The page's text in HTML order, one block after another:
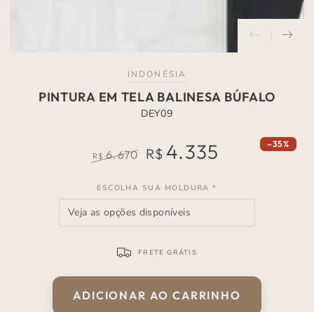
INDONÉSIA
PINTURA EM TELA BALINESA BÚFALO
DEY09
normal
R$ 6.670
de
venda
R$ 4.335 –35%
ESCOLHA SUA MOLDURA*
FRETE GRÁTIS
ADICIONAR AO CARRINHO